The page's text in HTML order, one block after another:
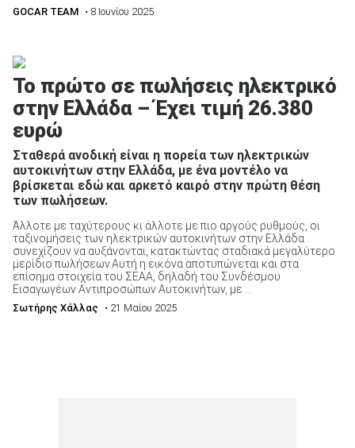
GOCAR TEAM • 8 Ιουνίου 2025
Το πρώτο σε πωλήσεις ηλεκτρικό
στην Ελλάδα – Έχει τιμή 26.380
ευρώ
Σταθερά ανοδική είναι η πορεία των ηλεκτρικών
αυτοκινήτων στην Ελλάδα, με ένα μοντέλο να
βρίσκεται εδώ και αρκετό καιρό στην πρώτη θέση
των πωλήσεων.
Άλλοτε με ταχύτερους κι άλλοτε με πιο αργούς ρυθμούς, οι
ταξινομήσεις των ηλεκτρικών αυτοκινήτων στην Ελλάδα
συνεχίζουν να αυξάνονται, κατακτώντας σταδιακά μεγαλύτερο
μερίδιο πωλήσεων.Αυτή η εικόνα αποτυπώνεται και στα
επίσημα στοιχεία του ΣΕΑΑ, δηλαδή του Συνδέσμου
Εισαγωγέων Αντιπροσώπων Αυτοκινήτων, με ...
Σωτήρης Χάλλας • 21 Μαίου 2025